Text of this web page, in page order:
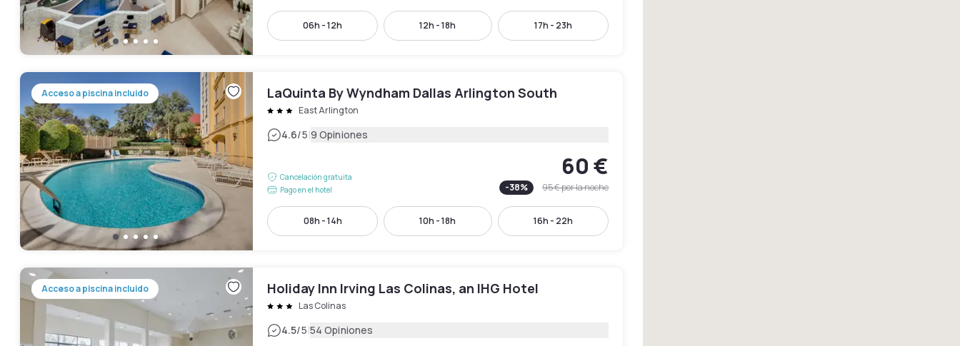
06h - 12h 12h - 18h 17h - 23h
Acceso a piscina incluido LaQuinta By Wyndham Dallas Arlington South
East Arlington
4.6/5|9 Opiniones
Cancelación gratuita
Pago en el hotel
60 €
-38% 95 €por la noche
08h - 14h 10h - 18h 16h - 22h
Acceso a piscina incluido Holiday Inn Irving Las Colinas, an IHG Hotel
Las Colinas
4.5/5|54 Opiniones